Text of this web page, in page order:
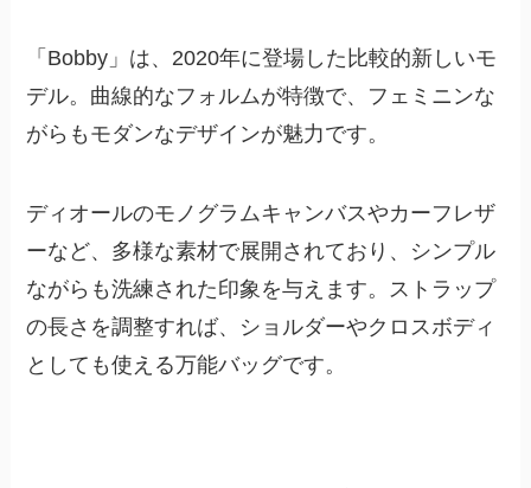
「Bobby」は、2020年に登場した比較的新しいモ
デル。曲線的なフォルムが特徴で、フェミニンな
がらもモダンなデザインが魅力です。
ディオールのモノグラムキャンバスやカーフレザ
ーなど、多様な素材で展開されており、シンプル
ながらも洗練された印象を与えます。ストラップ
の長さを調整すれば、ショルダーやクロスボディ
としても使える万能バッグです。